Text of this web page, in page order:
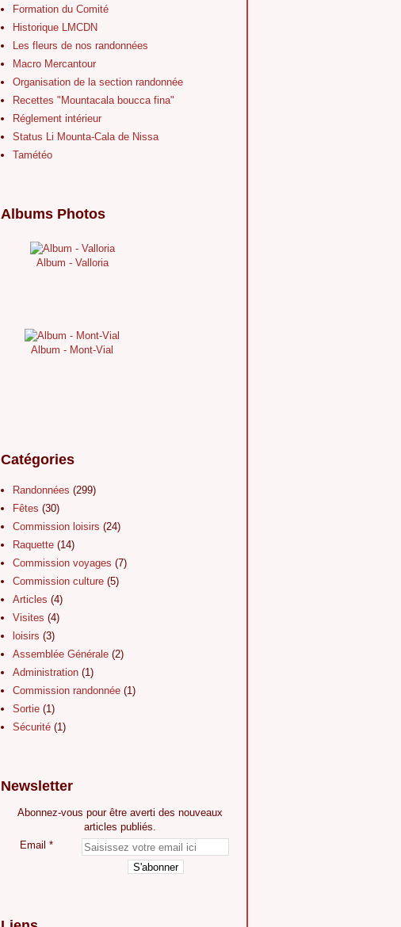
Formation du Comité
Historique LMCDN
Les fleurs de nos randonnées
Macro Mercantour
Organisation de la section randonnée
Recettes "Mountacala boucca fina"
Réglement intérieur
Status Li Mounta-Cala de Nissa
Tamétéo
Albums Photos
Album - Valloria
Album - Mont-Vial
Catégories
Randonnées (299)
Fêtes (30)
Commission loisirs (24)
Raquette (14)
Commission voyages (7)
Commission culture (5)
Articles (4)
Visites (4)
loisirs (3)
Assemblée Générale (2)
Administration (1)
Commission randonnée (1)
Sortie (1)
Sécurité (1)
Newsletter
Abonnez-vous pour être averti des nouveaux
articles publiés.
Email